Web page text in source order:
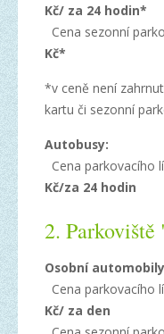
Kč/ za 24 hodin*
Cena sezonní
Kč*
*v ceně není
kartu či sezonní
Autobusy:
Cena parkovacího
Kč/za 24 hodin
2.
Osobní
Cena parkovacího
Kč/ za den